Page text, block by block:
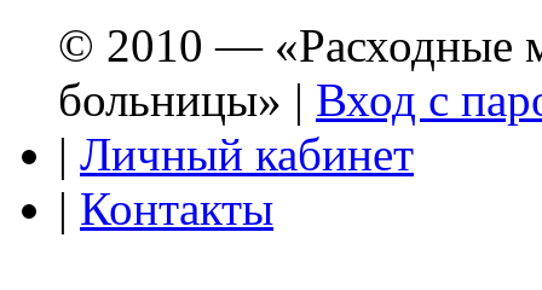
© 2010 — «Расходные
больницы» | Вход с
| Личный кабинет
| Контакты